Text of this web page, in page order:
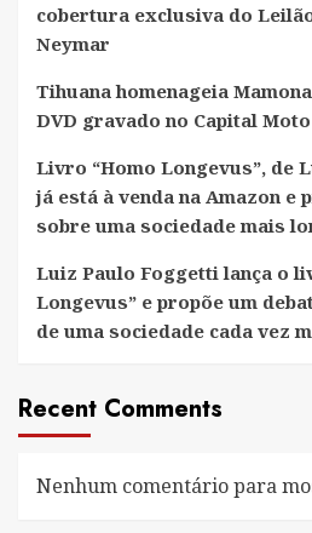
cobertura exclusiva do
Neymar
Tihuana homenageia
DVD gravado no Capital
Livro “Homo Longevus”, de
já está à venda na Amazon e
sobre uma sociedade mais
Luiz Paulo Foggetti lança o
Longevus” e propõe um
de uma sociedade cada vez
Recent Comments
Nenhum comentário para